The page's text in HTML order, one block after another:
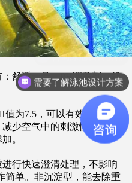
舒适一号、PH调整剂、舒
为7.5，可以有效降低池水
少空气中的刺激性气味。添
。
行快速澄清处理，不影响
简单。非沉淀型，能去除重
需要了解泳池设计方案